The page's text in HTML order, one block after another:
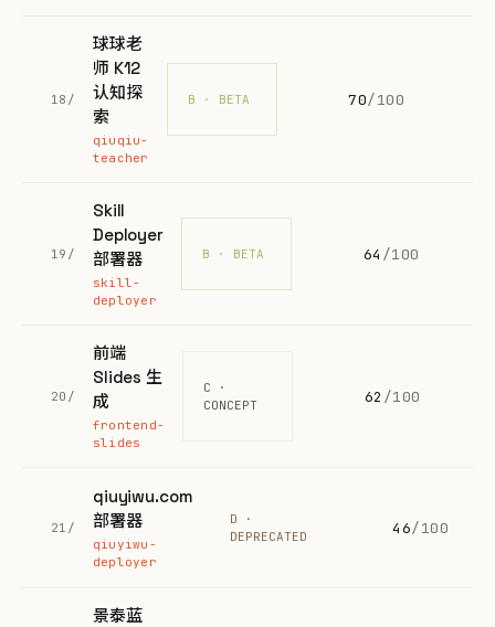
18/
球球老
师 K12
认知探
索
qiuqiu-
teacher
B · BETA 70/100
19/
Skill
Deployer
部署器
skill-
deployer
B · BETA 64 /100
20/
前端
Slides 生
成
frontend-
slides
C ·
CONCEPT
62 /100
21/
qiuyiwu.com
部署器
qiuyiwu-
deployer
D ·
DEPRECATED
46/100
景泰蓝